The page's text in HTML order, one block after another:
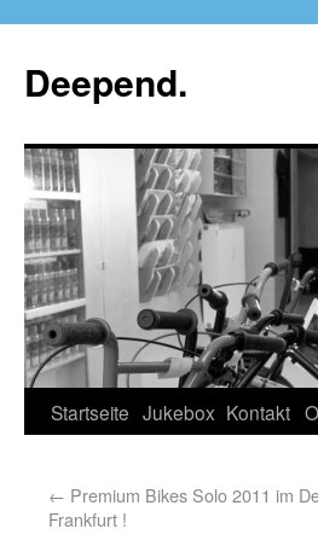
Deepend.
Startseite Jukebox Kontakt
← Premium Bikes Solo 2011 im
Frankfurt !